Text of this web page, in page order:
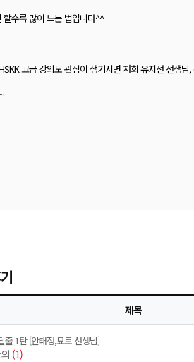
할수록 많이 느는 법입니다^^
고급 강의도 관심이 생기시면 저희 유지선 선생
제목
출 1탄 [안태정,묘로 선생님]
(1)